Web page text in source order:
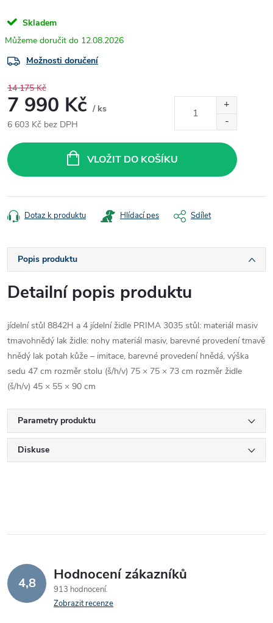
Skladem
12.08.2026
Možnosti doručení
14 175 Kč
7 990 Kč / ks
6 603 Kč bez DPH
cena:
VLOŽIT DO KOŠÍKU
Dotaz k produktu Hlídací pes Sdílet
Popis produktu
Detailní popis produktu
jídelní stůl 8842H a 4 jídelní židle PRIMA 3035 stůl: materiál masiv
tmavohnědý lak židle: nohy materiál masiv, barevné provedení tmavě
hnědý lak potah kůže – imitace, barevné provedení hnědá, výška
sedu 47 cm rozměr stolu (š/h/v) 75 × 75 × 73 cm rozměr židle
(š/h/v) 45 × 55 × 90 cm
Parametry produktu
Diskuse
4,8 Hodnocení zákazníků
913 hodnocení
Zobrazit recenze